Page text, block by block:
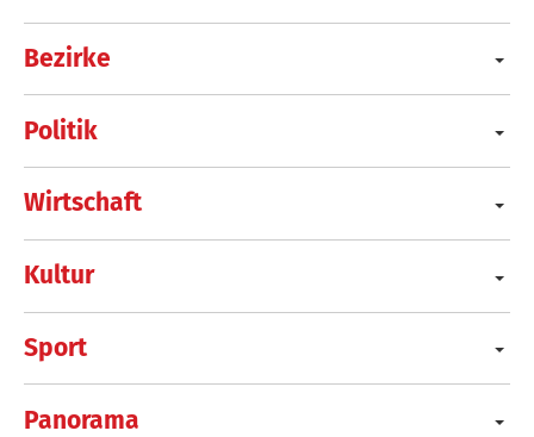
Bezirke
Politik
Wirtschaft
Kultur
Sport
Panorama